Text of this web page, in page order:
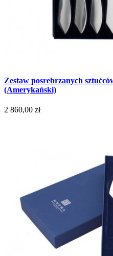
Zestaw posrebrzanych
(Amerykański)
2 860,00 zł